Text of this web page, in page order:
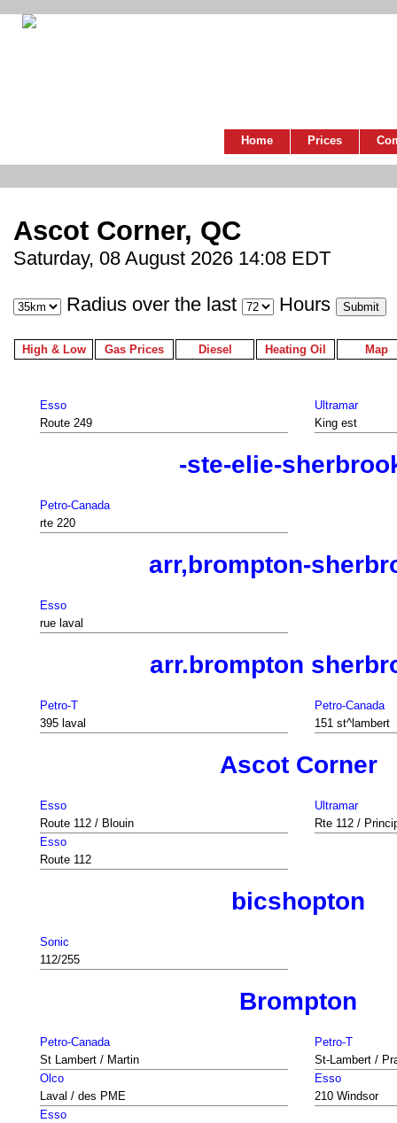
Home Prices
Ascot Corner, QC
Saturday, 08 August 2026 14:08 EDT
Radius over the last Hours
High & Low Gas Prices Diesel Heating Oil Map
Esso
Route 249
Ultramar
King est
-ste-elie-
Petro-Canada
rte 220
arr,brompton-
Esso
rue laval
arr.brompton
Petro-T
395 laval
Petro-Canada
151 st^lambert
Ascot Corner
Esso
Route 112 / Blouin
Ultramar
Rte 112 /
Esso
Route 112
bicshopton
Sonic
112/255
Brompton
Petro-Canada
St Lambert / Martin
Petro-T
St-Lambert /
Olco
Laval / des PME
Esso
210 Windsor
Esso